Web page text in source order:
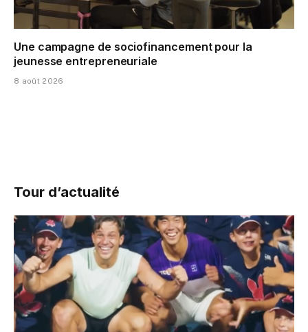
Une campagne de sociofinancement pour la
jeunesse entrepreneuriale
8 août 2026
Tour d’actualité